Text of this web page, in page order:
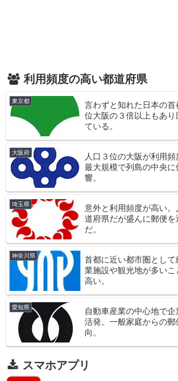
利用頻度の高い都道府県
東京都
言わずと知れた日本の首
位大阪の３倍以上もあ
ている。
大阪府
人口３位の大阪が利用
最大規模で列島の中央
響。
埼玉県
意外と利用頻度が高い
道府県だが盛んに郵便を
だ。
神奈川県
首都に近い都市圏とし
業施設や観光地が多い
高い。
愛知県
自動車産業の中心地で
活発。一般家庭からの
向。
スマホアプリ